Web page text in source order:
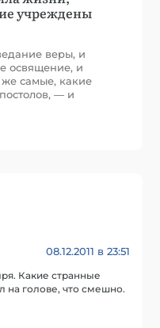
учреждены
веры, и
освящение, и
же самые, какие
— и
08.12.2011 в 23:51
Какие странные
на голове, что смешно.